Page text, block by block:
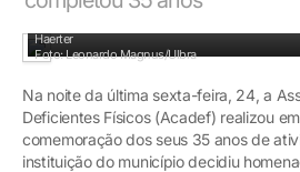
Haerter
Foto: Leonardo Magnus/Ulbra
Na noite da última sexta-feira, 24, a
Deficientes Físicos (Acadef) realizou
comemoração dos seus 35 anos de
instituição do município decidiu